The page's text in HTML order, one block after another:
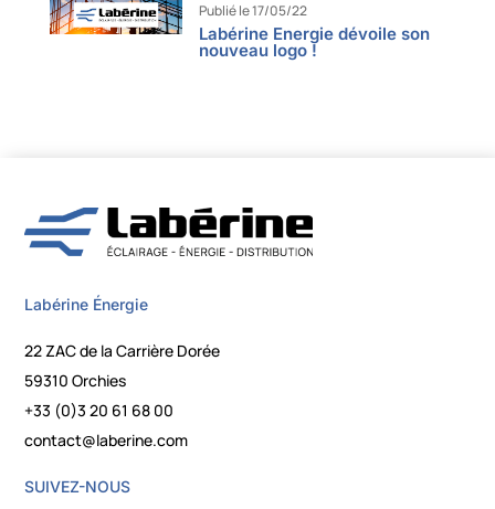
Publié le 17/05/22
Labérine Energie dévoile son
nouveau logo !
Labérine Énergie
22 ZAC de la Carrière Dorée
59310 Orchies
+33 (0)3 20 61 68 00
contact@laberine.com
SUIVEZ-NOUS